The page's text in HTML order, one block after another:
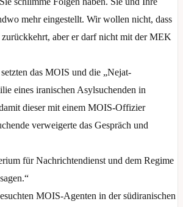
mehr eingestellt. Wir wollen nicht, dass
aber er darf nicht mit der MEK
setzten das MOIS und die „Nejat-
eines iranischen Asylsuchenden in
dieser mit einem MOIS-Offizier
verweigerte das Gespräch und
für Nachrichtendienst und dem Regime
MOIS-Agenten in der südiranischen